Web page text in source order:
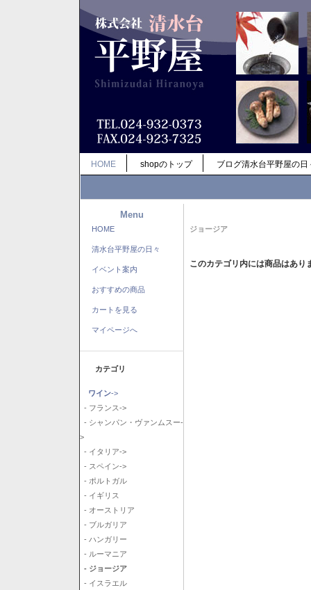
HOME shopのトップ ブログ清水台平野屋の日
Menu
HOME
清水台平野屋の日々
イベント案内
おすすめの商品
カートを見る
マイページへ
カテゴリ
ワイン->
- フランス->
- シャンパン・ヴァンムスー-
>
- イタリア->
- スペイン->
- ポルトガル
- イギリス
- オーストリア
- ブルガリア
- ハンガリー
- ルーマニア
- ジョージア
- イスラエル
ジョージア
このカテゴリ内には商品はあり